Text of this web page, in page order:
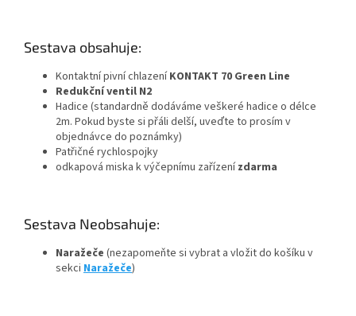
Sestava obsahuje:
Kontaktní pivní chlazeníKONTAKT 70 Green Line
Redukční ventil N2
Hadice (standardně dodáváme veškeré hadice o délce
2m. Pokud byste si přáli delší, uveďte to prosím v
objednávce do poznámky)
Patřičné rychlospojky
odkapová miska k výčepnímu zařízenízdarma
Sestava Neobsahuje:
Naražeče (nezapomeňte si vybrat a vložit do košíku v
sekci Naražeče)